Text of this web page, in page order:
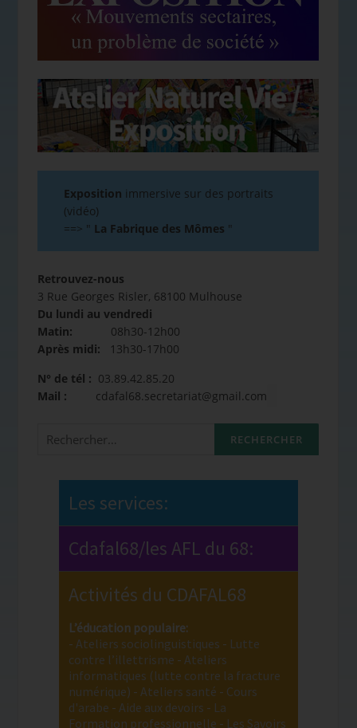
Exposition immersive sur des portraits
(vidéo)
==> " La Fabrique des Mômes "
Retrouvez-nous
3 Rue Georges Risler, 68100 Mulhouse
Du lundi au vendredi
Matin: 08h30-12h00
Après midi: 13h30-17h00
N° de tél : 03.89.42.85.20
Mail : cdafal68.secretariat@gmail.com